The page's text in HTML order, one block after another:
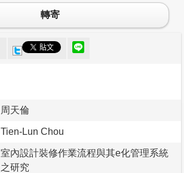
轉寄
周天倫
Tien-Lun Chou
室內設計裝修作業流程與其e化管理系統
之研究